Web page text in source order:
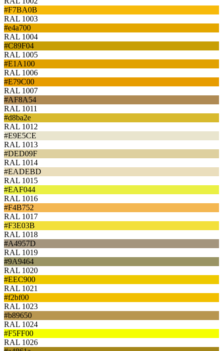
#F7BA0B
RAL 1003
#e4a700
RAL 1004
#C89F04
RAL 1005
#E1A100
RAL 1006
#E79C00
RAL 1007
#AF8A54
RAL 1011
#d8ba2e
RAL 1012
#E9E5CE
RAL 1013
#DED09F
RAL 1014
#EADEBD
RAL 1015
#EAF044
RAL 1016
#F4B752
RAL 1017
#F3E03B
RAL 1018
#A4957D
RAL 1019
#9A9464
RAL 1020
#EEC900
RAL 1021
#f2bf00
RAL 1023
#b89650
RAL 1024
#F5FF00
RAL 1026